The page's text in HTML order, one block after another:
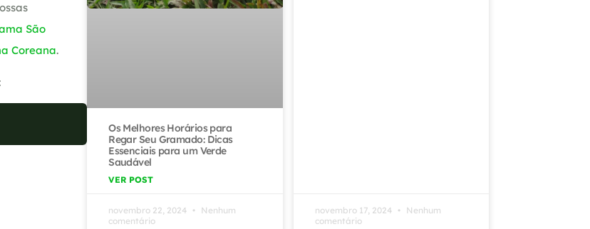
São
Coreana.
Os Melhores Horários para
Regar Seu Gramado: Dicas
Essenciais para um Verde
Saudável
VER POST
novembro 22, 2024
Nenhum
comentário
novembro 17, 2024
Nenhum
comentário